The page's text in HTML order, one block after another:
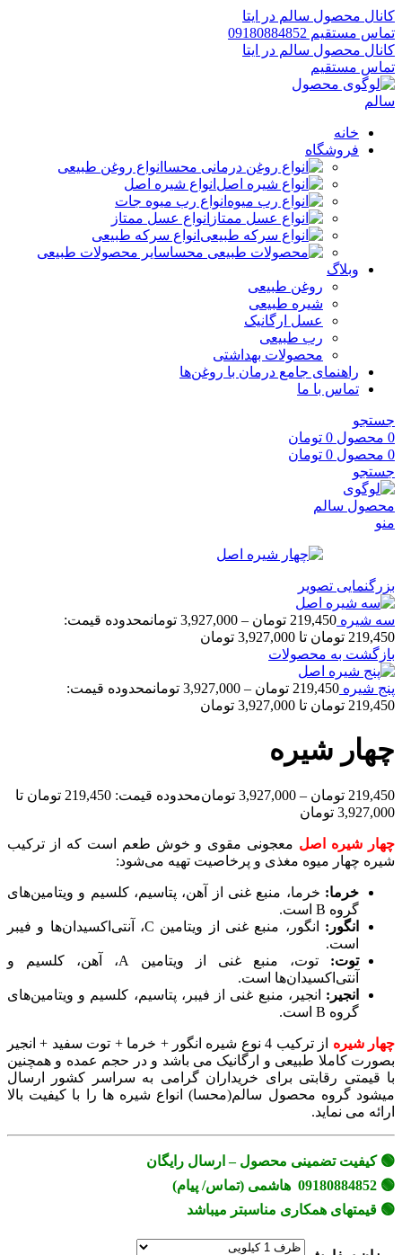
کانال محصول سالم در ایتا
تماس مستقیم 09180884852
کانال محصول سالم در ایتا
تماس مستقیم
خانه
فروشگاه
انواع روغن طبیعی
انواع شیره اصل
انواع رب میوه جات
انواع عسل ممتاز
انواع سرکه طبیعی
سایر محصولات طبیعی
وبلاگ
روغن طبیعی
شیره طبیعی
عسل ارگانیک
رب طبیعی
محصولات بهداشتی
راهنمای جامع درمان با روغن‌ها
تماس با ما
جستجو
0 محصول 0 تومان
0 محصول 0 تومان
جستجو
منو
بزرگنمایی تصویر
سه شیره 219,450 تومان –
3,927,000 تومانمحدوده قیمت:
219,450 تومان تا 3,927,000 تومان
بازگشت به محصولات
پنج شیره 219,450 تومان –
3,927,000 تومانمحدوده قیمت:
219,450 تومان تا 3,927,000 تومان
چهار شیره
219,450 تومان –
3,927,000 تومان
محدوده قیمت: 219,450 تومان تا
3,927,000 تومان
چهار شیره اصل معجونی مقوی و خوش طعم است که از ترکیب
شیره چهار میوه مغذی و پرخاصیت تهیه می‌شود:
خرما: خرما، منبع غنی از آهن، پتاسیم، کلسیم و ویتامین‌های
گروه B است.
انگور:
انگور، منبع غنی از ویتامین C، آنتی‌اکسیدان‌ها و فیبر
است.
توت:
توت، منبع غنی از ویتامین A، آهن، کلسیم و
آنتی‌اکسیدان‌ها است.
انجیر: انجیر، منبع غنی از فیبر، پتاسیم، کلسیم و ویتامین‌های
گروه B است.
چهار شیره
از ترکیب 4 نوع شیره انگور + خرما + توت سفید + انجیر
بصورت کاملا طبیعی و ارگانیک می باشد و در حجم عمده و همچنین
با قیمتی رقابتی برای خریداران گرامی به سراسر کشور ارسال
میشود گروه محصول سالم(محسا) انواع شیره ها را با کیفیت بالا
ارائه می نماید.
🟢 کیفیت تضمینی محصول – ارسال رایگان
🟢 09180884852 هاشمی (تماس/ پیام)
🟢 قیمتهای همکاری مناسبتر میباشد